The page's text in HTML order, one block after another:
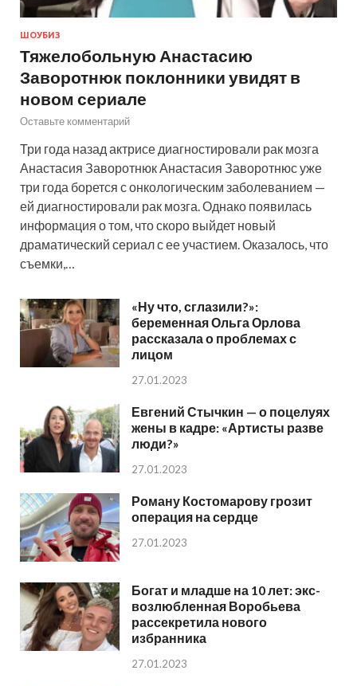
ШОУБИЗ
Тяжелобольную Анастасию
Заворотнюк поклонники увидят в
новом сериале
Оставьте комментарий
Три года назад актрисе диагностировали рак мозга
Анастасия Заворотнюк Анастасия Заворотнюс уже
три года борется с онкологическим заболеванием —
ей диагностировали рак мозга. Однако появилась
информация о том, что скоро выйдет новый
драматический сериал с ее участием. Оказалось, что
съемки,…
«Ну что, сглазили?»:
беременная Ольга Орлова
рассказала о проблемах с
лицом
27.01.2023
Евгений Стычкин — о поцелуях
жены в кадре: «Артисты разве
люди?»
27.01.2023
Роману Костомарову грозит
операция на сердце
27.01.2023
Богат и младше на 10 лет: экс-
возлюбленная Воробьева
рассекретила нового
избранника
27.01.2023